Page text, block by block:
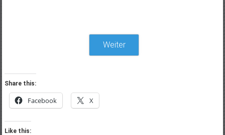
Weiter
Share this:
Facebook X
Like this: